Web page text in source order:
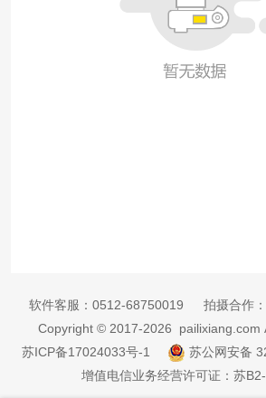
软件客服： 0512-68750019 拍摄合作：
Copyright © 2017-2026 pailixiang.com
苏ICP备17024033号-1
苏公网安备
增值电信业务经营许可证：苏